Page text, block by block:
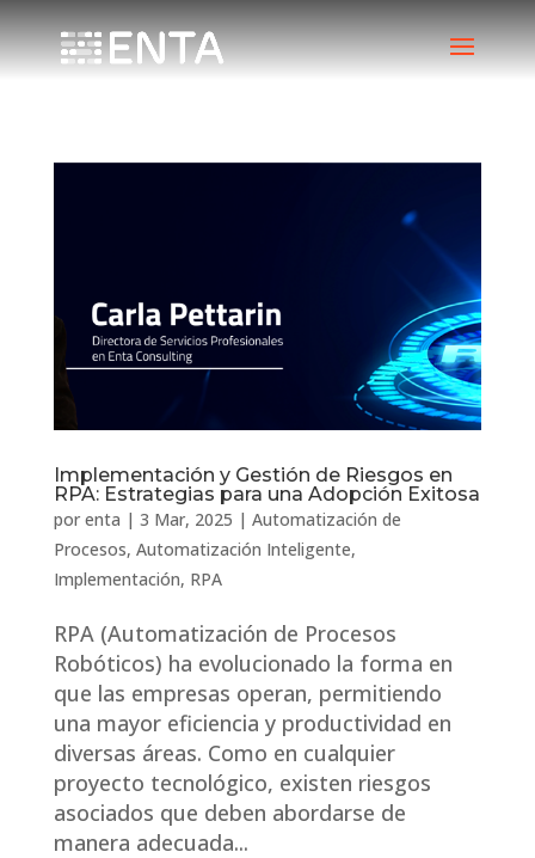
Implementación y Gestión de Riesgos en
RPA: Estrategias para una Adopción Exitosa
por enta | 3 Mar, 2025 | Automatización de
Procesos, Automatización Inteligente,
Implementación, RPA
RPA (Automatización de Procesos
Robóticos) ha evolucionado la forma en
que las empresas operan, permitiendo
una mayor eficiencia y productividad en
diversas áreas. Como en cualquier
proyecto tecnológico, existen riesgos
asociados que deben abordarse de
manera adecuada...